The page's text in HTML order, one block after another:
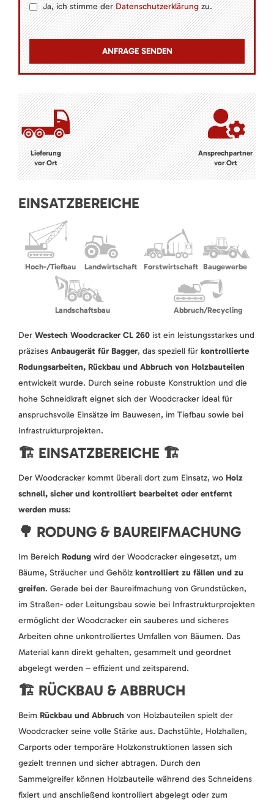
Ja, ich stimme derDatenschutzerklärungzu.
Lieferung
vor Ort
Ansprechpartner
vor Ort
EINSATZBEREICHE
Hoch-/Tiefbau Landwirtschaft Forstwirtschaft Baugewerbe
Landschaftsbau Abbruch/Recycling
Der Westech Woodcracker CL 260 ist ein leistungsstarkes und
präzises Anbaugerät für Bagger, das speziell für kontrollierte
Rodungsarbeiten, Rückbau und Abbruch von Holzbauteilen
entwickelt wurde. Durch seine robuste Konstruktion und die
hohe Schneidkraft eignet sich der Woodcracker ideal für
anspruchsvolle Einsätze im Bauwesen, im Tiefbau sowie bei
Infrastrukturprojekten.
🏗️ EINSATZBEREICHE 🏗️
Der Woodcracker kommt überall dort zum Einsatz, wo Holz
schnell, sicher und kontrolliert bearbeitet oder entfernt
werden muss:
🌳 RODUNG & BAUREIFMACHUNG
Im Bereich Rodung wird der Woodcracker eingesetzt, um
Bäume, Sträucher und Gehölz kontrolliert zu fällen und zu
greifen. Gerade bei der Baureifmachung von Grundstücken,
im Straßen- oder Leitungsbau sowie bei Infrastrukturprojekten
ermöglicht der Woodcracker ein sauberes und sicheres
Arbeiten ohne unkontrolliertes Umfallen von Bäumen. Das
Material kann direkt gehalten, gesammelt und geordnet
abgelegt werden – effizient und zeitsparend.
🏗️ RÜCKBAU & ABBRUCH
Beim Rückbau und Abbruch von Holzbauteilen spielt der
Woodcracker seine volle Stärke aus. Dachstühle, Holzhallen,
Carports oder temporäre Holzkonstruktionen lassen sich
gezielt trennen und sicher abtragen. Durch den
Sammelgreifer können Holzbauteile während des Schneidens
fixiert und anschließend kontrolliert abgelegt oder zum